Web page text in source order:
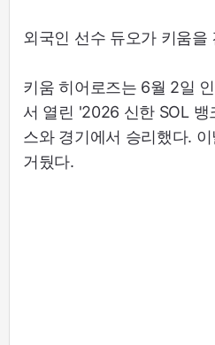
외국인 선수 듀오가 키움을
키움 히어로즈는 6월 2일
서 열린 '2026 신한 SOL 뱅
스와 경기에서 승리했다.
거뒀다.